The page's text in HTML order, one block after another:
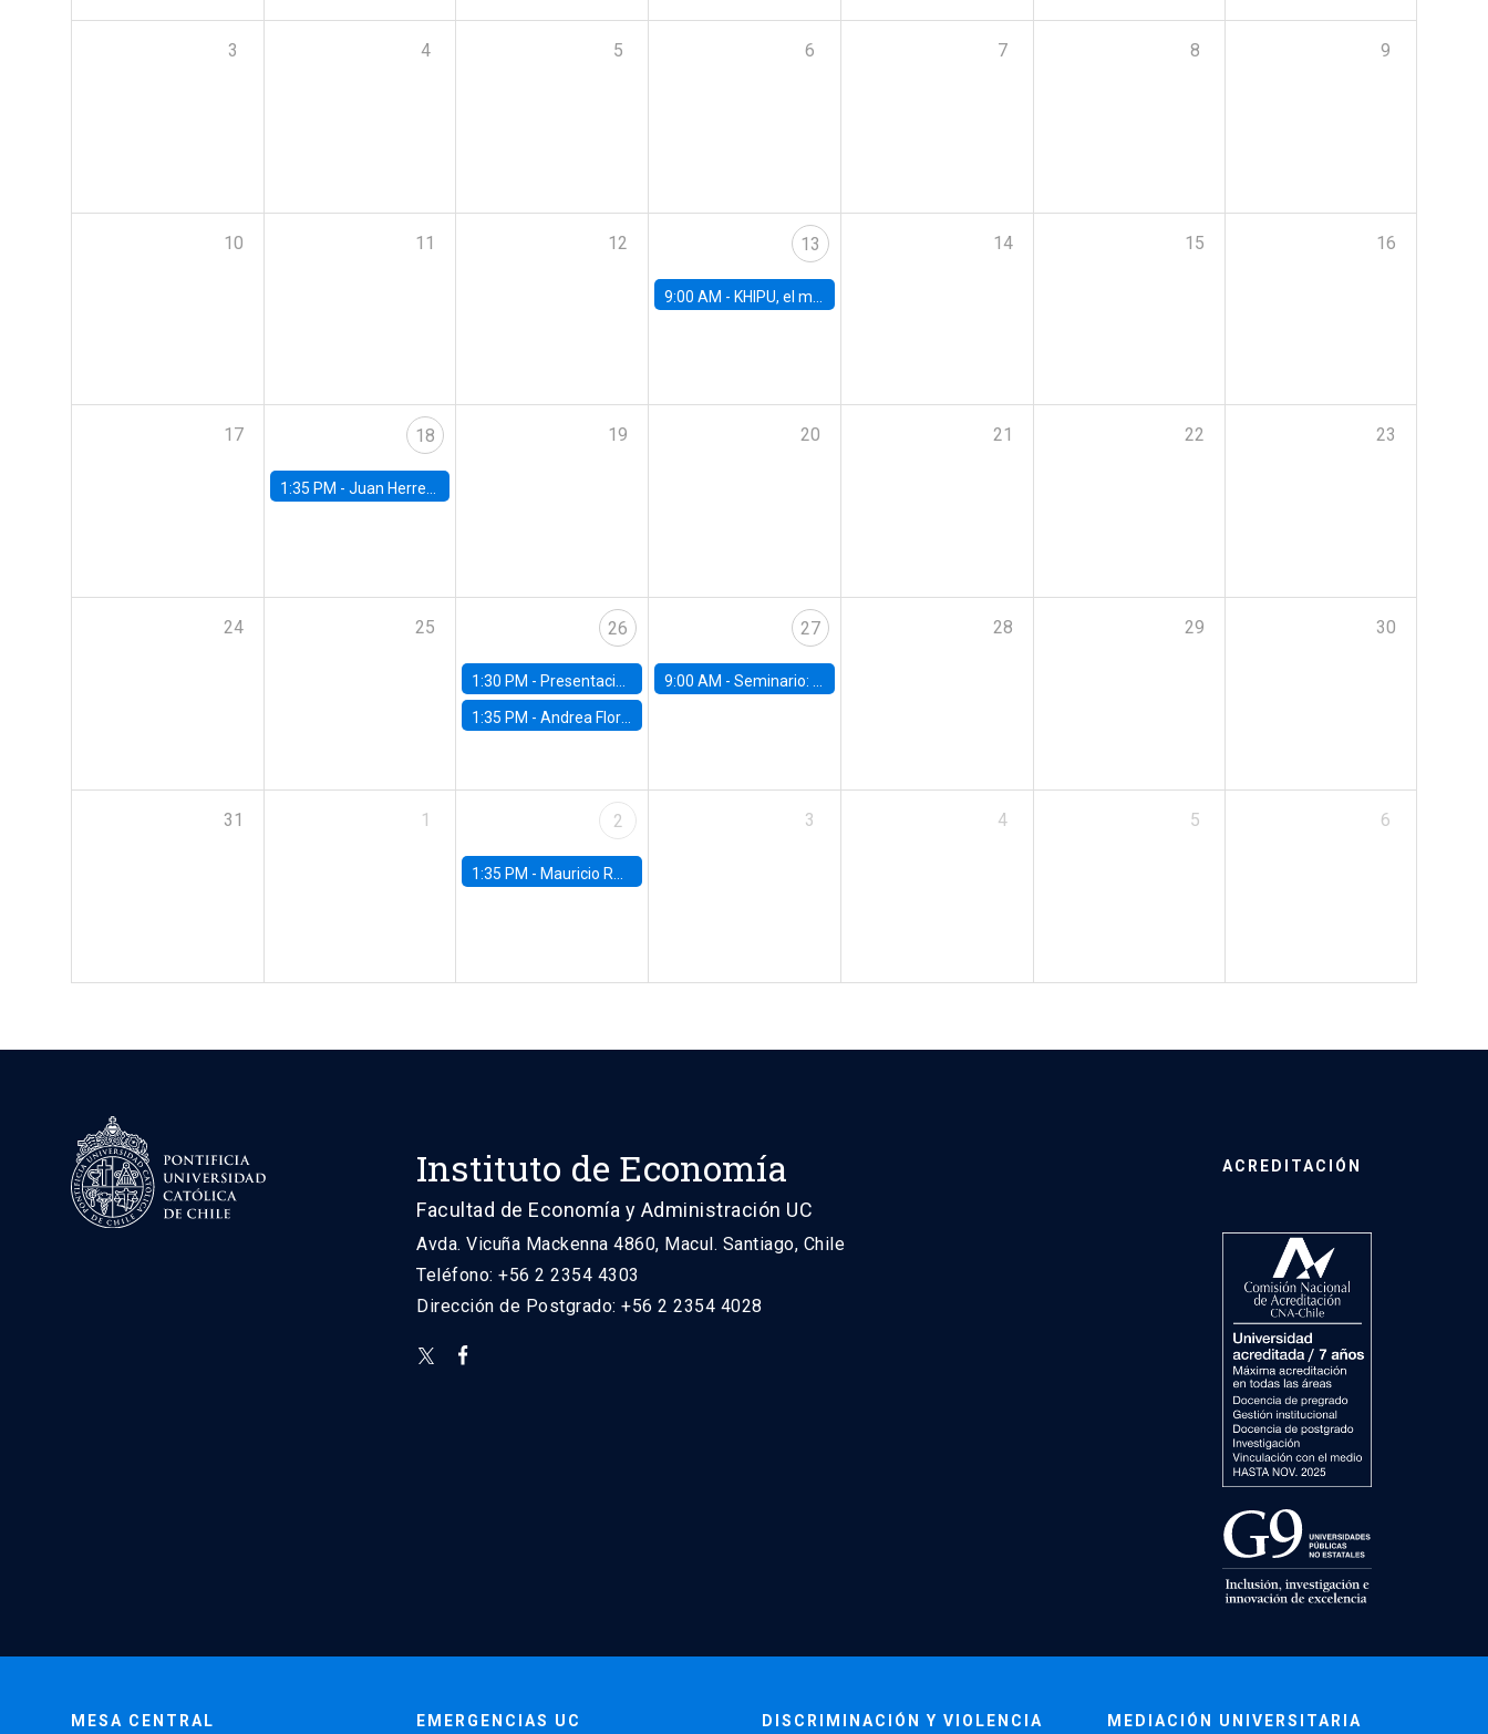
3 4 5 6 7 8 9
10 11 12 13
9:00 AM - KHIPU, el mayor encuentro de IA en Latinoamérica
14 15 16
17 18
1:35 PM - Juan Herreño, UC San Diego
19 20 21 22 23
24 25 26
1:30 PM - Presentación del IPoM en la Facultad de Economía y Administración UC
1:35 PM -Andrea Flores, FGV - Brasil
27
9:00 AM -Seminario: "Un futuro compartido: La urgencia de actuar contra el cambio climático"
28 29 30
31 1 2
1:35 PM - Mauricio Romero, ITAM
3 4 5 6
Instituto de Economía
Facultad de Economía y Administración UC
Avda. Vicuña Mackenna 4860, Macul. Santiago, Chile
Teléfono: +56 2 2354 4303
Dirección de Postgrado: +56 2 2354 4028
ACREDITACIÓN
MESA CENTRAL EMERGENCIAS UC DISCRIMINACIÓN Y VIOLENCIA MEDIACIÓN UNIVERSITARIA